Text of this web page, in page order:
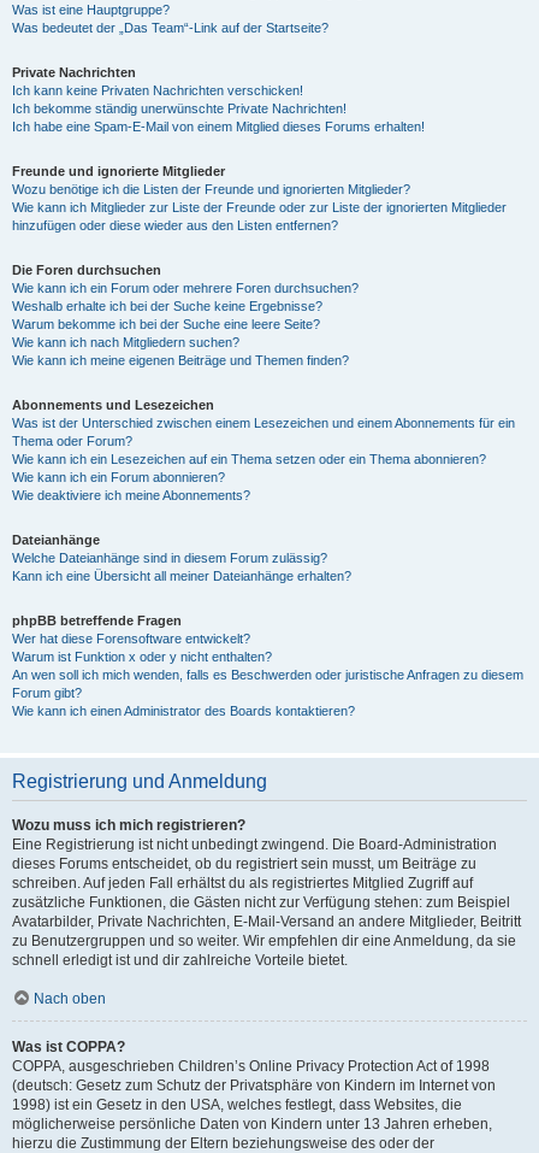
Was ist eine Hauptgruppe?
Was bedeutet der „Das Team“-Link auf der Startseite?
Private Nachrichten
Ich kann keine Privaten Nachrichten verschicken!
Ich bekomme ständig unerwünschte Private Nachrichten!
Ich habe eine Spam-E-Mail von einem Mitglied dieses Forums erhalten!
Freunde und ignorierte Mitglieder
Wozu benötige ich die Listen der Freunde und ignorierten Mitglieder?
Wie kann ich Mitglieder zur Liste der Freunde oder zur Liste der ignorierten Mitglieder
hinzufügen oder diese wieder aus den Listen entfernen?
Die Foren durchsuchen
Wie kann ich ein Forum oder mehrere Foren durchsuchen?
Weshalb erhalte ich bei der Suche keine Ergebnisse?
Warum bekomme ich bei der Suche eine leere Seite?
Wie kann ich nach Mitgliedern suchen?
Wie kann ich meine eigenen Beiträge und Themen finden?
Abonnements und Lesezeichen
Was ist der Unterschied zwischen einem Lesezeichen und einem Abonnements für ein
Thema oder Forum?
Wie kann ich ein Lesezeichen auf ein Thema setzen oder ein Thema abonnieren?
Wie kann ich ein Forum abonnieren?
Wie deaktiviere ich meine Abonnements?
Dateianhänge
Welche Dateianhänge sind in diesem Forum zulässig?
Kann ich eine Übersicht all meiner Dateianhänge erhalten?
phpBB betreffende Fragen
Wer hat diese Forensoftware entwickelt?
Warum ist Funktion x oder y nicht enthalten?
An wen soll ich mich wenden, falls es Beschwerden oder juristische Anfragen zu diesem
Forum gibt?
Wie kann ich einen Administrator des Boards kontaktieren?
Registrierung und Anmeldung
Wozu muss ich mich registrieren?
Eine Registrierung ist nicht unbedingt zwingend. Die Board-Administration
dieses Forums entscheidet, ob du registriert sein musst, um Beiträge zu
schreiben. Auf jeden Fall erhältst du als registriertes Mitglied Zugriff auf
zusätzliche Funktionen, die Gästen nicht zur Verfügung stehen: zum Beispiel
Avatarbilder, Private Nachrichten, E-Mail-Versand an andere Mitglieder, Beitritt
zu Benutzergruppen und so weiter. Wir empfehlen dir eine Anmeldung, da sie
schnell erledigt ist und dir zahlreiche Vorteile bietet.
Nach oben
Was ist COPPA?
COPPA, ausgeschrieben Children’s Online Privacy Protection Act of 1998
(deutsch: Gesetz zum Schutz der Privatsphäre von Kindern im Internet von
1998) ist ein Gesetz in den USA, welches festlegt, dass Websites, die
möglicherweise persönliche Daten von Kindern unter 13 Jahren erheben,
hierzu die Zustimmung der Eltern beziehungsweise des oder der